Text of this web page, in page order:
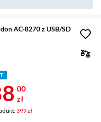
AC-8270 z USB/SD
288 zł
00
zł
399 zł